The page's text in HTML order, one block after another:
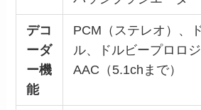
デコ
ーダ
ー機
能
PCM（ステレオ）、
ル、ドルビープロロ
AAC（5.1chまで）